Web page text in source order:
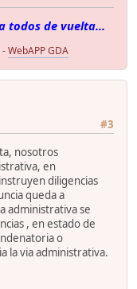
todos de vuelta...
-WebAPP GDA
#3
nosotros
en
diligencias
queda a
administrativa se
, en estado de
o
la via administrativa.